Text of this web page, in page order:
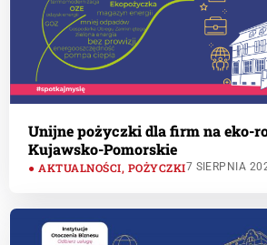
Unijne pożyczki dla firm na eko-
Kujawsko-Pomorskie
AKTUALNOŚCI, POŻYCZKI7 SIERPNIA